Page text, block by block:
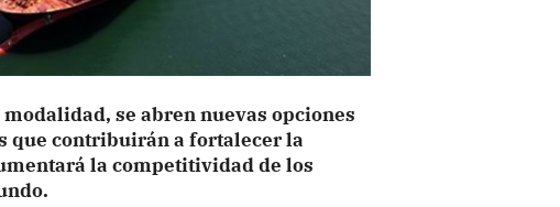
se abren nuevas opciones
que contribuirán a fortalecer la
la competitividad de los